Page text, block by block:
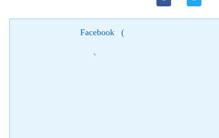
Facebook (
)